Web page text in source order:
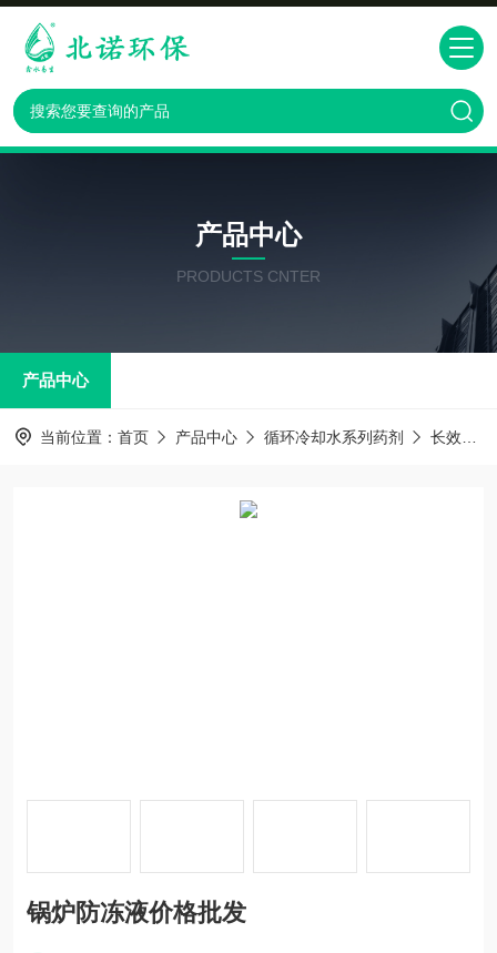
产品中心
PRODUCTS CNTER
产品中心
当前位置： 首页 产品中心 循环冷却水系列药剂 长效防冻液
锅炉防冻液价格批发